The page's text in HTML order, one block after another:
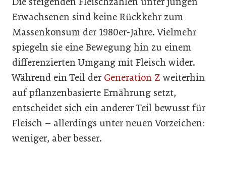
Erwachsenen sind keine Rückkehr zum
Massenkonsum der 1980er-Jahre. Vielmehr
spiegeln sie eine Bewegung hin zu einem
differenzierten Umgang mit Fleisch wider.
Während ein Teil der Generation Z weiterhin
auf pflanzenbasierte Ernährung setzt,
entscheidet sich ein anderer Teil bewusst für
Fleisch – allerdings unter neuen Vorzeichen:
weniger, aber besser.